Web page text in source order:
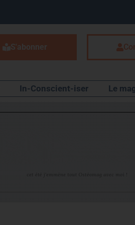
S'abonner
In-Conscient-iser Le